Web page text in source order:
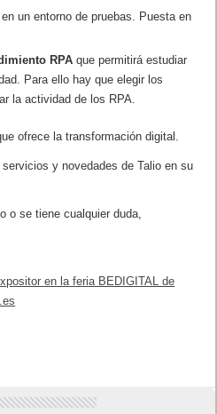
un entorno de pruebas. Puesta en
RPA que permitirá estudiar
Para ello hay que elegir los
la actividad de los RPA.
ofrece la transformación digital.
y novedades de Talio en su
o se tiene cualquier duda,
en la feria BEDIGITAL de